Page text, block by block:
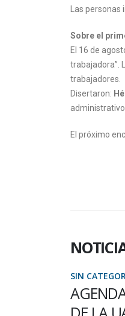
Las
Sobre el
El 16 de
trabajadora”.
trabajadores.
Disertaron:
administrativo
El próximo
SIN
SE